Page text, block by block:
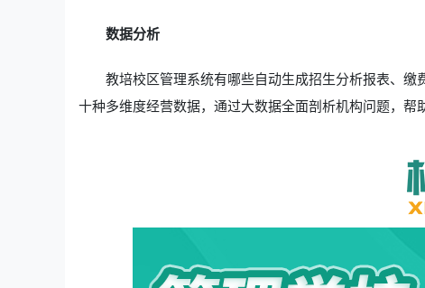
数据分析
教培校区管理系统有哪些自动生成招生分析报表、
十种多维度经营数据，通过大数据全面剖析机构问题，帮